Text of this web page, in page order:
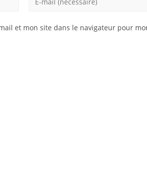
et mon site dans le navigateur pour